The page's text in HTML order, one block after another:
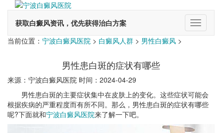
获取白癜风资讯，优先获得治白方案
切
换
当前位置： 宁波白癜风医院 > 白癜风人群 > 男性白癜风 >
男性患白斑的症状有哪些
来源：宁波白癜风医院 时间：2024-04-29
男性患白斑的主要症状集中在皮肤上的变化。这些症状可能会
根据疾病的严重程度而有所不同。那么，男性患白斑的症状有哪些
呢?下面就和宁波白癜风医院来了解一下吧。